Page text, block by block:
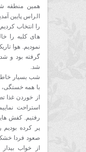
همین منطقه
الراس پایین
را انتخاب
های کلبه را
نمودیم. هوا
گرفته بود و
شد.
شب بسیار
با همه خستگی،
از خوردن غذا
رفتیم. کفش
پر کرده بودیم
از خواب